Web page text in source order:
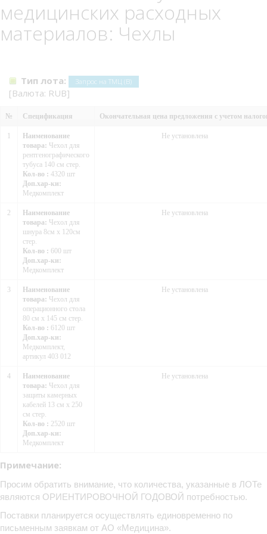
медицинских расходных
материалов: Чехлы
Тип лота: Запрос на ТМЦ (В)
[Валюта: RUB]
№ Спецификация Окончательная цена предложения с учетом
Наименование
товара: Чехол для
рентгенографического
тубуса 140 см стер.
Кол-во : 4320 шт
Доп.хар-ки:
Медкомплект
Не установлена
2
Наименование
товара: Чехол для
шнура 8см х 120см
стер.
Кол-во : 600 шт
Доп.хар-ки:
Медкомплект
Не установлена
3
Наименование
товара: Чехол для
операционного стола
80 см х 145 см стер.
Кол-во : 6120 шт
Доп.хар-ки:
Медкомплект,
артикул 403 012
Не установлена
4
Наименование
товара: Чехол для
защиты камерных
кабелей 13 см х 250
см стер.
Кол-во : 2520 шт
Доп.хар-ки:
Медкомплект
Не установлена
Примечание:
Просим обратить внимание, что количества, указанные в ЛОТе
являются ОРИЕНТИРОВОЧНОЙ ГОДОВОЙ потребностью.
Поставки планируется осуществлять единовременно по
письменным заявкам от АО «Медицина».